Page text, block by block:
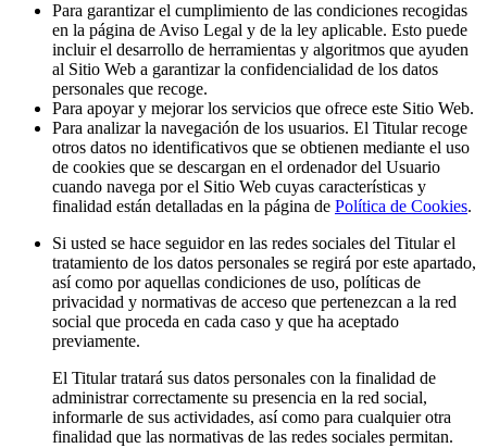
Para garantizar el cumplimiento de las condiciones recogidas
en la página de Aviso Legal y de la ley aplicable. Esto puede
incluir el desarrollo de herramientas y algoritmos que ayuden
al Sitio Web a garantizar la confidencialidad de los datos
personales que recoge.
Para apoyar y mejorar los servicios que ofrece este Sitio Web.
Para analizar la navegación de los usuarios. El Titular recoge
otros datos no identificativos que se obtienen mediante el uso
de cookies que se descargan en el ordenador del Usuario
cuando navega por el Sitio Web cuyas características y
finalidad están detalladas en la página de Política de Cookies.
Si usted se hace seguidor en las redes sociales del Titular el
tratamiento de los datos personales se regirá por este apartado,
así como por aquellas condiciones de uso, políticas de
privacidad y normativas de acceso que pertenezcan a la red
social que proceda en cada caso y que ha aceptado
previamente.
El Titular tratará sus datos personales con la finalidad de
administrar correctamente su presencia en la red social,
informarle de sus actividades, así como para cualquier otra
finalidad que las normativas de las redes sociales permitan.